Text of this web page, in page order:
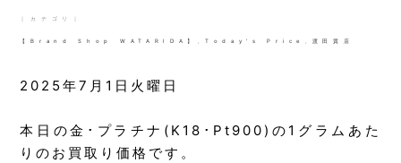
｜カテゴリ｜
【Brand Shop WATARIDA】 Today's Price 渡田質店
2025年7月1日火曜日
本日の金･プラチナ(K18･Pt900)の1グラムあた
りのお買取り価格です。